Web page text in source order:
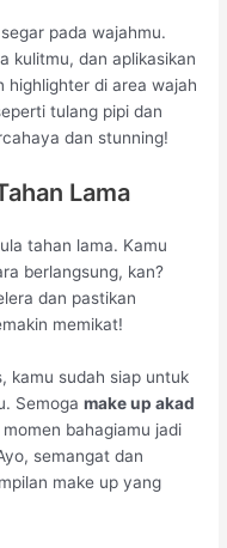
pada wajahmu.
kulitmu, dan aplikasikan
highlighter di area wajah
tulang pipi dan
dan stunning!
Lama
tahan lama. Kamu
berlangsung, kan?
dan pastikan
memikat!
kamu sudah siap untuk
Semogamake up akad
bahagiamu jadi
semangat dan
make up yang